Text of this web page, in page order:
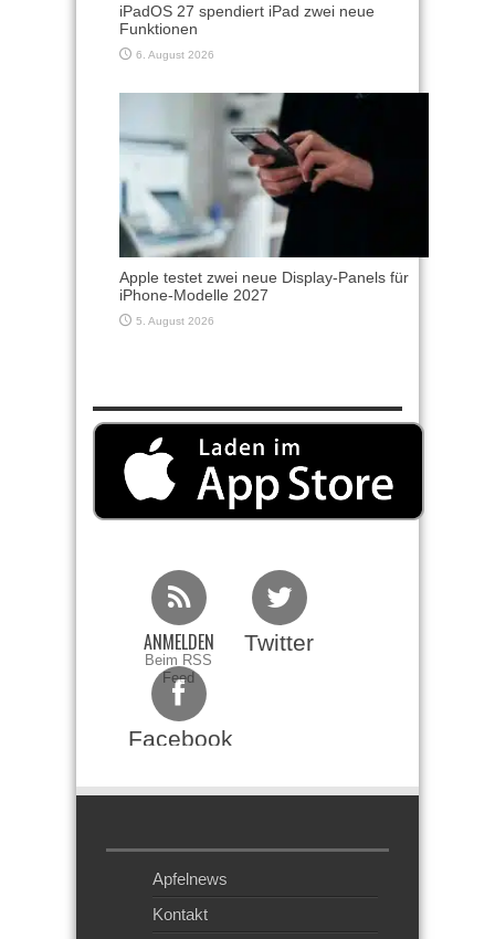
iPadOS 27 spendiert iPad zwei neue
Funktionen
6. August 2026
Apple testet zwei neue Display-Panels für
iPhone-Modelle 2027
5. August 2026
ANMELDEN
Beim RSS
Feed
Twitter
Facebook
Apfelnews
Kontakt